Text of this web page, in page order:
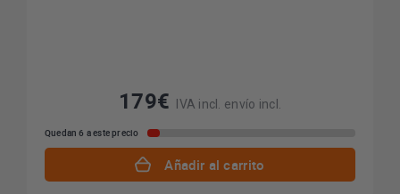
179€ IVA incl. envío incl.
Quedan 6 a este precio
Añadir al carrito